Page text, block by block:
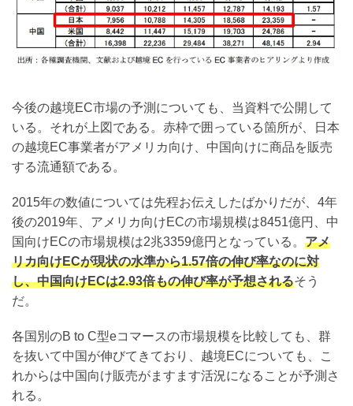
今後の越境EC市場の予測についても、当資料で公開して
いる。それが上図である。赤枠で囲っている箇所が、日本
の越境EC事業者がアメリカ向け、中国向けに商品を販売
する流通額である。
2015年の数値については先程お伝えしたばかりだが、4年
後の2019年、アメリカ向けECの市場規模は8451億円、中
国向けECの市場規模は2兆3359億円となっている。 アメ
リカ向けECが現状の水準から1.57倍の伸び率なのに対
し、中国向けECは2.93倍もの伸び率が予想されるそう
だ。
各国別のB to C型eコマースの市場規模を比較しても、群
を抜いて中国が伸びてきており、越境ECについても、こ
れからは中国向け販売がますます活況になることが予測さ
れる。